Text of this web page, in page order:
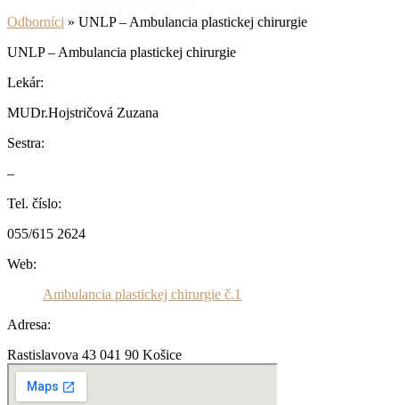
Odborníci » UNLP – Ambulancia plastickej chirurgie
UNLP – Ambulancia plastickej chirurgie
Lekár:
MUDr.Hojstričová Zuzana
Sestra:
–
Tel. číslo:
055/615 2624
Web:
Ambulancia plastickej chirurgie č.1
Adresa:
Rastislavova 43 041 90 Košice